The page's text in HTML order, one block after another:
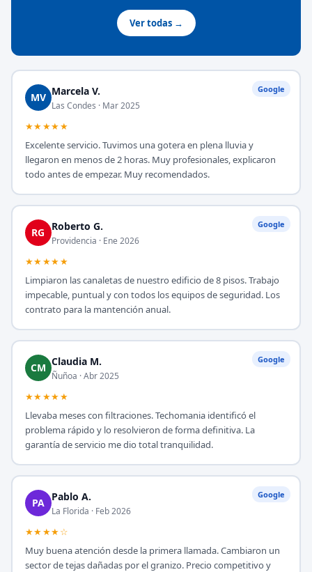
Ver todas →
Google
MV Marcela V.
Las Condes · Mar 2025
★★★★★
Excelente servicio. Tuvimos una gotera en plena lluvia y
llegaron en menos de 2 horas. Muy profesionales, explicaron
todo antes de empezar. Muy recomendados.
Google
RG Roberto G.
Providencia · Ene 2026
★★★★★
Limpiaron las canaletas de nuestro edificio de 8 pisos. Trabajo
impecable, puntual y con todos los equipos de seguridad. Los
contrato para la mantención anual.
Google
CM Claudia M.
Ñuñoa · Abr 2025
★★★★★
Llevaba meses con filtraciones. Techomania identificó el
problema rápido y lo resolvieron de forma definitiva. La
garantía de servicio me dio total tranquilidad.
Google
PA Pablo A.
La Florida · Feb 2026
★★★★☆
Muy buena atención desde la primera llamada. Cambiaron un
sector de tejas dañadas por el granizo. Precio competitivo y